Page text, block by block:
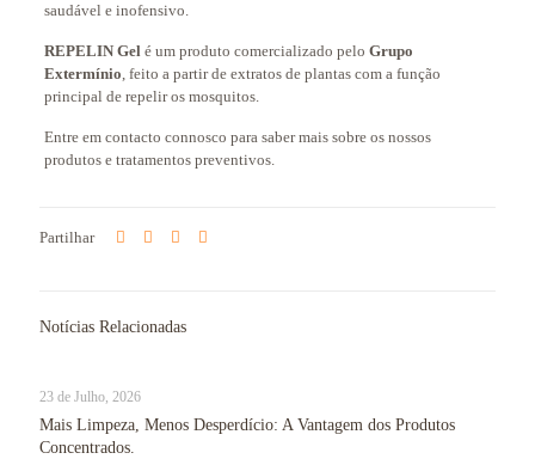
saudável e inofensivo.
REPELIN Gelé um produto comercializado pelo Grupo
Extermínio, feito a partir de extratos de plantas com a função
principal de repelir os mosquitos.
Entre em contacto connosco para saber mais sobre os nossos
produtos e tratamentos preventivos.
Partilhar
Notícias Relacionadas
23 de Julho, 2026
Mais Limpeza, Menos Desperdício: A Vantagem dos Produtos
Concentrados.